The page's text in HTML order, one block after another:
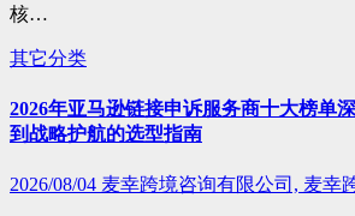
核…
其它分类
2026年亚马逊链接申诉服务商十大榜单
到战略护航的选型指南
2026/08/04 麦幸跨境咨询有限公司, 麦幸